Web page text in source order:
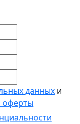
данных и
оферты